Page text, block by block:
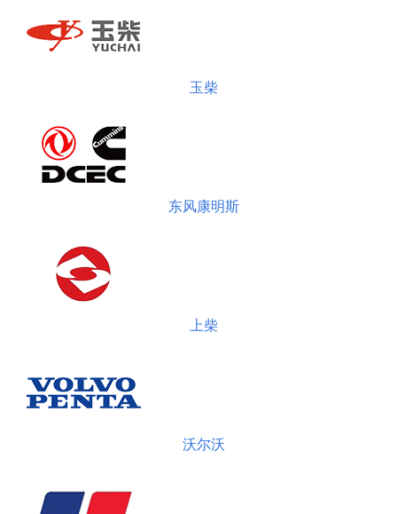
玉柴
东风康明斯
上柴
沃尔沃